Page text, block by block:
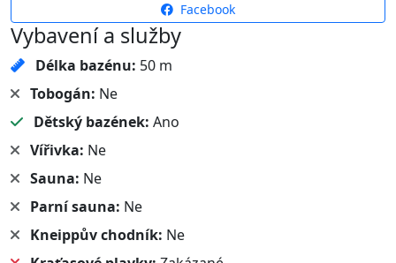
Facebook
Vybavení a služby
Délka bazénu: 50 m
Tobogán: Ne
Dětský bazének: Ano
Vířivka: Ne
Sauna: Ne
Parní sauna: Ne
Kneippův chodník: Ne